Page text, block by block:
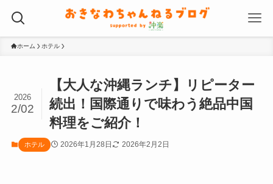
ホーム ホテル
【大人な沖縄ランチ】リピーター
続出！国際通りで味わう絶品中国
料理をご紹介！
2026
2/02
ホテル 2026年1月28日 2026年2月2日